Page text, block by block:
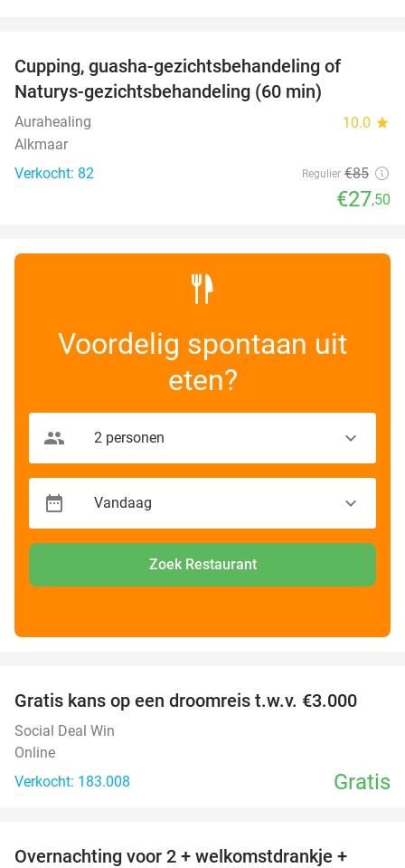
Cupping, guasha-gezichtsbehandeling of
Naturys-gezichtsbehandeling (60 min)
Aurahealing 10.0 star
Alkmaar
Verkocht: 82
Regulier €85
€27,50
Voordelig spontaan uit
eten?
Zoek Restaurant
Gratis kans op een droomreis t.w.v. €3.000
Social Deal Win
Online
Verkocht: 183.008
Gratis
Overnachting voor 2 + welkomstdrankje +